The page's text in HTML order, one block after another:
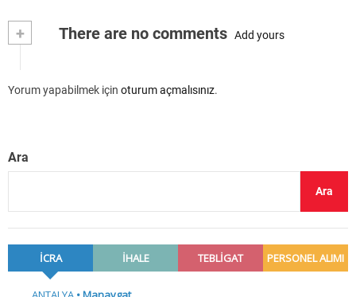
+ There are no comments Add yours
Yorum yapabilmek için oturum açmalısınız.
Ara
Ara